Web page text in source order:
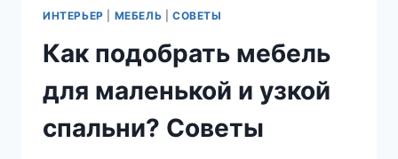
ИНТЕРЬЕР МЕБЕЛЬ СОВЕТЫ
Как подобрать мебель
для маленькой и узкой
спальни? Советы